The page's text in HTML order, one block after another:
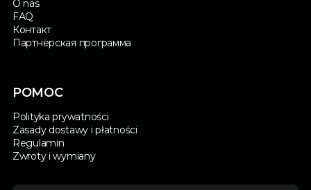
O nas
FAQ
Контакт
Партнёрская программа
POMOC
Polityka prywatności
Zasady dostawy i płatności
Regulamin
Zwroty i wymiany